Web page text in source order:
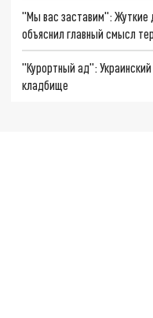
"Мы вас заставим": Жуткие
объяснил главный смысл
"Курортный ад":
кладбище